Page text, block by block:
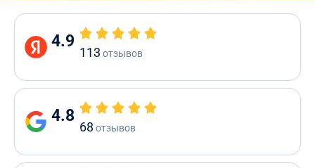
4.9
113 отзывов
4.8
68 отзывов